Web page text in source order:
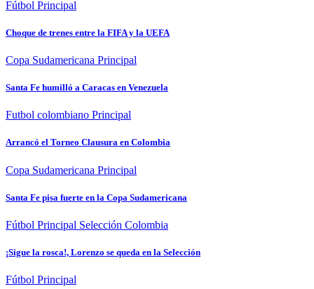
Fútbol Principal
Choque de trenes entre la FIFA y la UEFA
Copa Sudamericana Principal
Santa Fe humilló a Caracas en Venezuela
Futbol colombiano Principal
Arrancó el Torneo Clausura en Colombia
Copa Sudamericana Principal
Santa Fe pisa fuerte en la Copa Sudamericana
Fútbol Principal Selección Colombia
¡Sigue la rosca!, Lorenzo se queda en la Selección
Fútbol Principal